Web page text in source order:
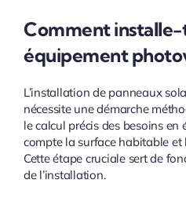
Comment
équipement
L’installation de panneaux
nécessite une démarche
le calcul précis des besoins en
compte la surface habitable et
Cette étape cruciale sert de
de l’installation.